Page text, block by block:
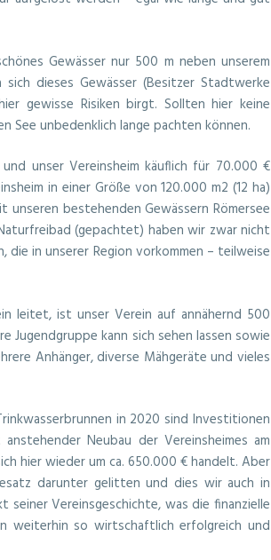
Gewässer nur 500 m neben unserem
dieses Gewässer (Besitzer Stadtwerke
gewisse Risiken birgt. Sollten hier keine
See unbedenklich lange pachten können.
unser Vereinsheim käuflich für 70.000 €
in einer Größe von 120.000 m2 (12 ha)
bestehenden Gewässern Römersee
(gepachtet) haben wir zwar nicht
in unserer Region vorkommen – teilweise
leitet, ist unser Verein auf annähernd 500
Jugendgruppe kann sich sehen lassen sowie
Anhänger, diverse Mähgeräte und vieles
in 2020 sind Investitionen
Neubau der Vereinsheimes am
hier wieder um ca. 650.000 € handelt. Aber
darunter gelitten und dies wir auch in
Vereinsgeschichte, was die finanzielle
weiterhin so wirtschaftlich erfolgreich und